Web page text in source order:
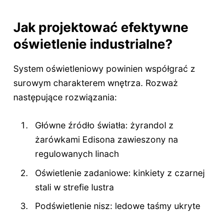
Jak projektować efektywne
oświetlenie industrialne?
System oświetleniowy powinien współgrać z
surowym charakterem wnętrza. Rozważ
następujące rozwiązania:
Główne źródło światła: żyrandol z
żarówkami Edisona zawieszony na
regulowanych linach
Oświetlenie zadaniowe: kinkiety z czarnej
stali w strefie lustra
Podświetlenie nisz: ledowe taśmy ukryte